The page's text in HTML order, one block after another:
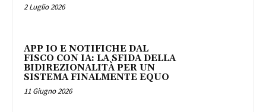
2 Luglio 2026
APP IO E NOTIFICHE DAL
FISCO CON IA: LA SFIDA DELLA
BIDIREZIONALITÀ PER UN
SISTEMA FINALMENTE EQUO
11 Giugno 2026